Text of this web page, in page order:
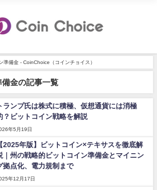
準備金 - CoinChoice（コインチョイス）
備金の記事一覧
ランプ氏は株式に積極、仮想通貨には消極
？ビットコイン戦略を解説
年5月19日
【2025年版】ビットコイン×テキサスを徹底解
｜州の戦略的ビットコイン準備金とマイニン
拠点化、電力規制まで
年12月17日